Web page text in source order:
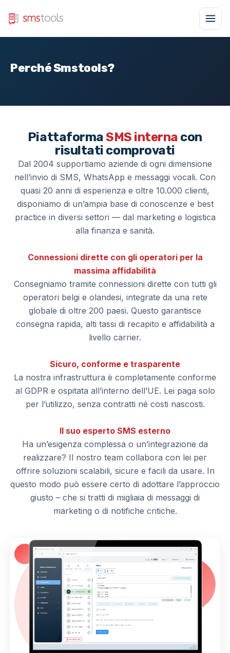
Perché Smstools?
PiattaformaSMS interna con
risultati comprovati
Dal 2004 supportiamo aziende di ogni dimensione
nell’invio di SMS, WhatsApp e messaggi vocali. Con
quasi 20 anni di esperienza e oltre 10.000 clienti,
disponiamo di un’ampia base di conoscenze e best
practice in diversi settori — dal marketing e logistica
alla finanza e sanità.
Connessioni dirette con gli operatori per la
massima affidabilità
Consegniamo tramite connessioni dirette con tutti gli
operatori belgi e olandesi, integrate da una rete
globale di oltre 200 paesi. Questo garantisce
consegna rapida, alti tassi di recapito e affidabilità a
livello carrier.
Sicuro, conforme e trasparente
La nostra infrastruttura è completamente conforme
al GDPR e ospitata all’interno dell’UE. Lei paga solo
per l’utilizzo, senza contratti né costi nascosti.
Il suo esperto SMS esterno
Ha un’esigenza complessa o un’integrazione da
realizzare? Il nostro team collabora con lei per
offrire soluzioni scalabili, sicure e facili da usare. In
questo modo può essere certo di adottare l’approccio
giusto – che si tratti di migliaia di messaggi di
marketing o di notifiche critiche.